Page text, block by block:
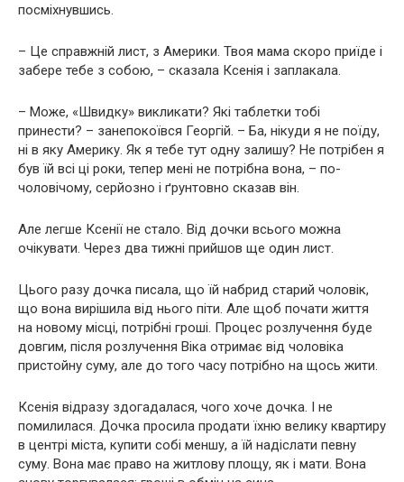
посміхнувшись.
– Це справжній лист, з Америки. Твоя мама скоро приїде і
забере тебе з собою, – сказала Ксенія і заплакала.
– Може, «Швидку» викликати? Які таблетки тобі
принести? – занепокоївся Георгій. – Ба, нікуди я не поїду,
ні в яку Америку. Як я тебе тут одну залишу? Не потрібен я
був їй всі ці роки, тепер мені не потрібна вона, – по-
чоловічому, серйозно і ґрунтовно сказав він.
Але легше Ксенії не стало. Від дочки всього можна
очікувати. Через два тижні прийшов ще один лист.
Цього разу дочка писала, що їй набрид старий чоловік,
що вона вирішила від нього піти. Але щоб почати життя
на новому місці, потрібні гроші. Процес розлучення буде
довгим, після розлучення Віка отримає від чоловіка
пристойну суму, але до того часу потрібно на щось жити.
Ксенія відразу здогадалася, чого хоче дочка. І не
помилилася. Дочка просила продати їхню велику квартиру
в центрі міста, купити собі меншу, а їй надіслати певну
суму. Вона має право на житлову площу, як і мати. Вона